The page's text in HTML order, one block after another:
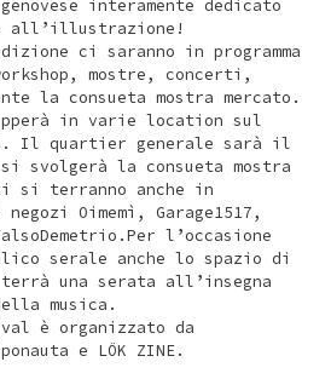
interamente dedicato
all’illustrazione!
ci saranno in programma
mostre, concerti,
la consueta mostra mercato.
in varie location sul
Il quartier generale sarà il
svolgerà la consueta mostra
si terranno anche in
Oimemì, Garage1517,
l’occasione
serale anche lo spazio di
una serata all’insegna
musica.
è organizzato da
e LÖK ZINE.